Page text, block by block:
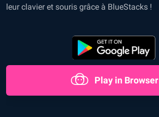
leur clavier et souris grâce à BlueStacks !
Play in Browser